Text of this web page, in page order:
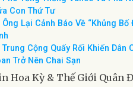
Về Tính Toàn Vẹn Bầu Cử
Tòa Phúc thẩm Liên bang Cho
Hộ Tống Các Nhà Báo
Phó Tổng Thống Vance Và Phu
Con Thứ Tư
Ông Lại Cảnh Báo Về “Khủng Bố